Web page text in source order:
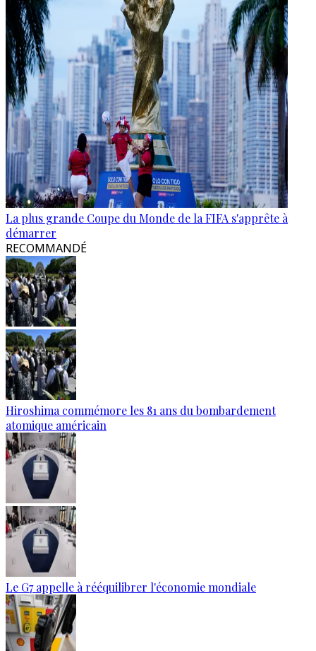
La plus grande Coupe du Monde de la FIFA s'apprête à
démarrer
RECOMMANDÉ
Hiroshima commémore les 81 ans du bombardement
atomique américain
Le G7 appelle à rééquilibrer l'économie mondiale